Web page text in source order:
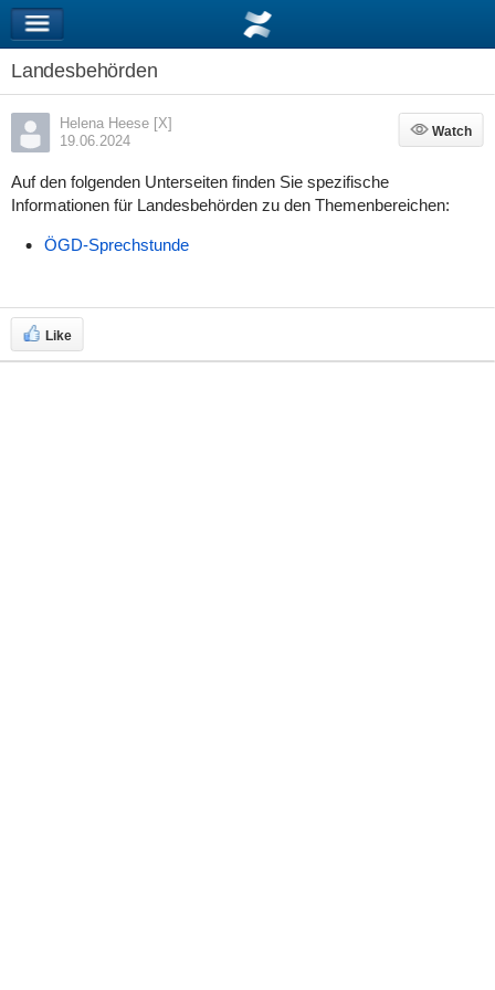
Landesbehörden
Helena Heese [X]
19.06.2024
Watch
Watch
Auf den folgenden Unterseiten finden Sie spezifische
Informationen für Landesbehörden zu den Themenbereichen:
ÖGD-Sprechstunde
Like